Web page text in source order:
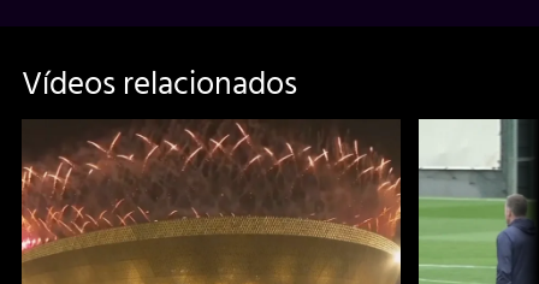
Vídeos relacionados